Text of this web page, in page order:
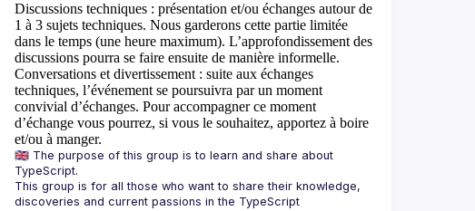
Discussions techniques : présentation et/ou échanges autour de
1 à 3 sujets techniques. Nous garderons cette partie limitée
dans le temps (une heure maximum). L’approfondissement des
discussions pourra se faire ensuite de manière informelle.
Conversations et divertissement : suite aux échanges
techniques, l’événement se poursuivra par un moment
convivial d’échanges. Pour accompagner ce moment
d’échange vous pourrez, si vous le souhaitez, apportez à boire
et/ou à manger.
🇬🇧 The purpose of this group is to learn and share about
This group is for all those who want to share their knowledge,
discoveries and current passions in the TypeScript